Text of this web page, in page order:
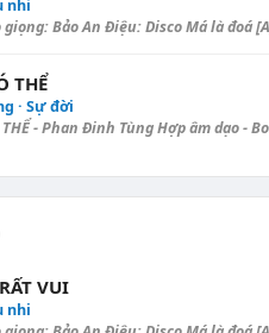
nhi
Bảo An Điệu: Disco Má là đoá
THỂ
· Sự đời
THỂ - Phan Đinh Tùng Hợp âm dạo -
VUI
nhi